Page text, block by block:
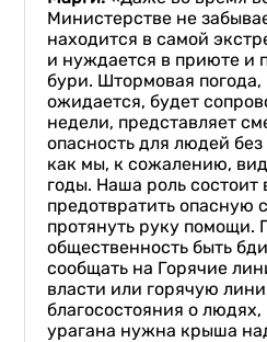
Министерстве не
находится в самой
и нуждается в приюте и
бури. Штормовая погода,
ожидается, будет
недели, представляет
опасность для людей
как мы, к сожалению,
годы. Наша роль состоит
предотвратить опасную
протянуть руку помощи.
общественность быть
сообщать на Горячие
власти или горячую
благосостояния о
урагана нужна крыша